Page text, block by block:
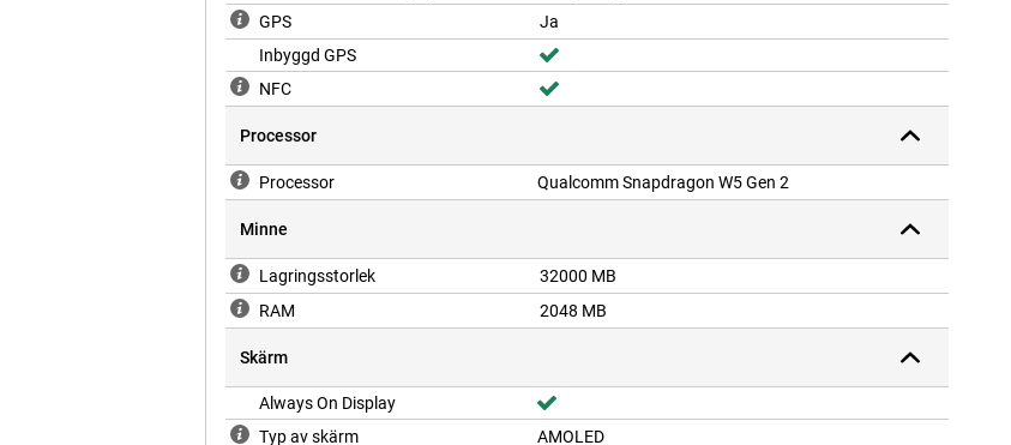
GPS
Ja
Inbyggd GPS
NFC
Processor
Processor Qualcomm Snapdragon W5 Gen 2
Minne
Lagringsstorlek
32000 MB
RAM
2048 MB
Skärm
Always On Display
Typ av skärm
AMOLED